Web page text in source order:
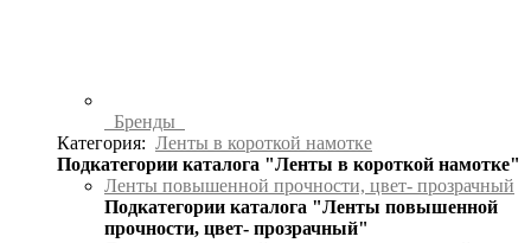
Бренды
Категория: Ленты в короткой намотке
Подкатегории каталога "Ленты в короткой намотке"
Ленты повышенной прочности, цвет- прозрачный
Подкатегории каталога "Ленты повышенной
прочности, цвет- прозрачный"